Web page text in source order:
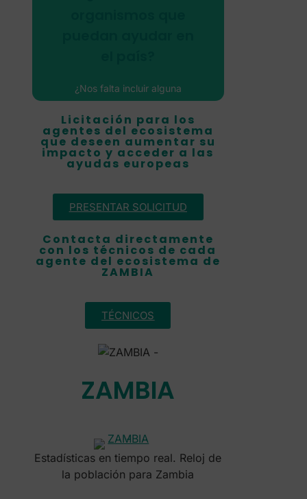
¿Nos falta incluir alguna
aceleradora, incubadora,
inversor, fondo, microcréditos,
ONG, asociación?
Añade los agentes
del ecosistema
Licitación para los
agentes del ecosistema
que deseen aumentar su
impacto y acceder a las
ayudas europeas
PRESENTAR SOLICITUD
Contacta directamente
con los técnicos de cada
agente del ecosistema de
ZAMBIA
TÉCNICOS
ZAMBIA
Estadísticas en tiempo real. Reloj de
la población para Zambia